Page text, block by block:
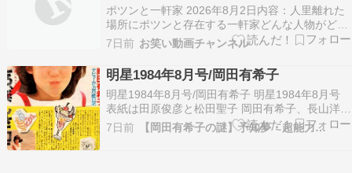
ポツンと一軒家 2026年8月2日内容：人里離れた
場所にポツンと存在する一軒家どんな人物がどん
な理由で暮らしているのかを徹底調査出演者：所
ジョージ 林修 塩﨑太智（M!L
7日前 お笑い動画チャンネル
明星1984年8月号/岡田有希子
明星1984年8月号/岡田有希子 明星1984年8月号
表紙は田原俊彦と松田聖子 岡田有希子、長山洋
子、渡辺桂子、加藤香子、山本ゆかり、松本友里
ほか 続きを読む >>
7日前 【岡田有希子の謎】予知夢・超能力…